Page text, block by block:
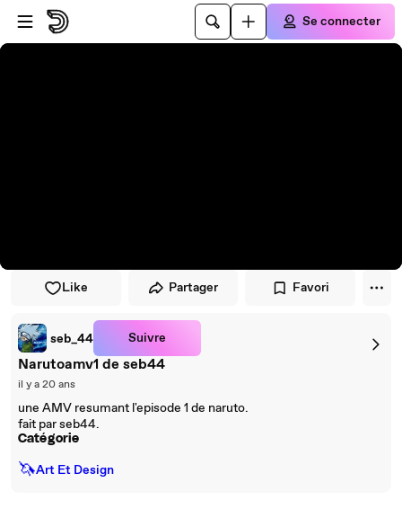
Passer au player
Passer au contenu principal
Se connecter
Like Partager Favori
seb_44 Suivre
Narutoamv1 de seb44
il y a 20 ans
une AMV resumant l'episode 1 de naruto.
fait par seb44.
Catégorie
🦄Art Et Design